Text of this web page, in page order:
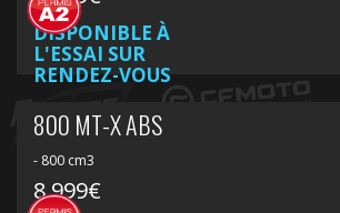
DISPONIBLE À
L'ESSAI SUR
RENDEZ-VOUS
800 MT-X ABS
- 800 cm3
8 999€